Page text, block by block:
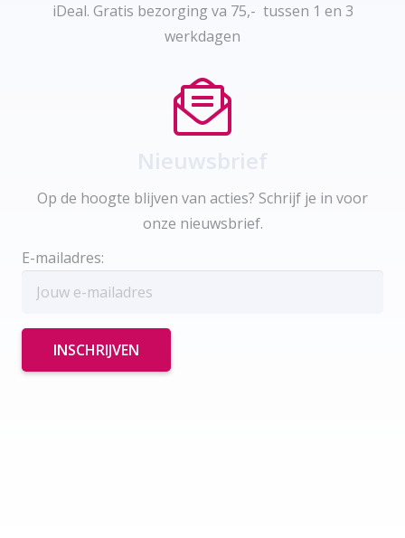
iDeal. Gratis bezorging va 75,- tussen 1 en 3
werkdagen
Op de hoogte blijven van acties? Schrijf je in voor
onze nieuwsbrief.
E-mailadres: